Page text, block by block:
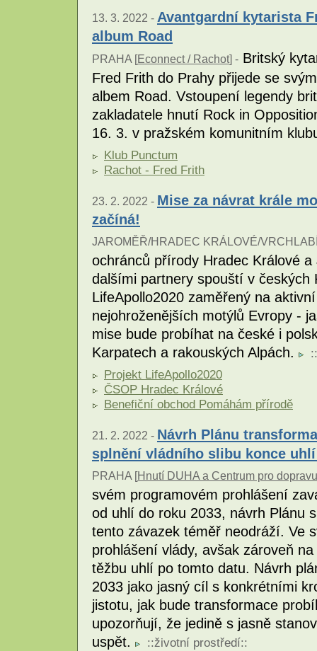
13. 3. 2022 - Avantgardní kytarista
album Road
PRAHA [Econnect / Rachot] - Britský
Fred Frith do Prahy přijede se
albem Road. Vstoupení legendy
zakladatele hnutí Rock in
16. 3. v pražském komunitním
Klub Punctum
Rachot - Fred Frith
23. 2. 2022 - Mise za návrat krále
začíná!
JAROMĚŘ/HRADEC KRÁLOVÉ/
ochránců přírody Hradec Králové
dalšími partnery spouští v
LifeApollo2020 zaměřený na
nejohroženějších motýlů Evropy -
mise bude probíhat na české i
Karpatech a rakouských Alpách.
::
Projekt LifeApollo2020
ČSOP Hradec Králové
Benefiční obchod Pomáhám přírodě
21. 2. 2022 - Návrh Plánu
splnění vládního slibu konce uhlí
PRAHA [Hnutí DUHA a Centrum pro
svém programovém prohlášení
od uhlí do roku 2033, návrh Plánu
tento závazek téměř neodráží. Ve
prohlášení vlády, avšak zároveň
těžbu uhlí po tomto datu. Návrh
2033 jako jasný cíl s konkrétními
jistotu, jak bude transformace
upozorňují, že jedině s jasně
uspět.
::životní prostředí::